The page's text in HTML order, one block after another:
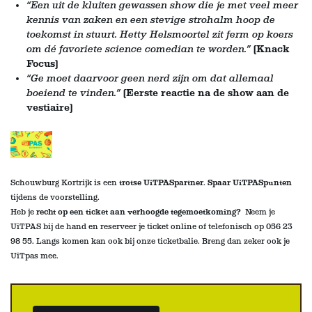
“Een uit de kluiten gewassen show die je met veel meer
kennis van zaken en een stevige strohalm hoop de
toekomst in stuurt. Hetty Helsmoortel zit ferm op koers
om dé favoriete science comedian te worden.” (Knack
Focus)
“Ge moet daarvoor geen nerd zijn om dat allemaal
boeiend te vinden.”(Eerste reactie na de show aan de
vestiaire)
Schouwburg Kortrijk is een trotse UiTPASpartner. Spaar UiTPASpunten
tijdens de voorstelling.
Heb je recht op een ticket aan verhoogde tegemoetkoming? Neem je
UiTPAS bij de hand en reserveer je ticket online of telefonisch op 056 23
98 55. Langs komen kan ook bij onze ticketbalie. Breng dan zeker ook je
UiTpas mee.